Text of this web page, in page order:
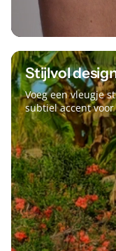
Stijlvol
Voeg een vleugje
subtiel accent